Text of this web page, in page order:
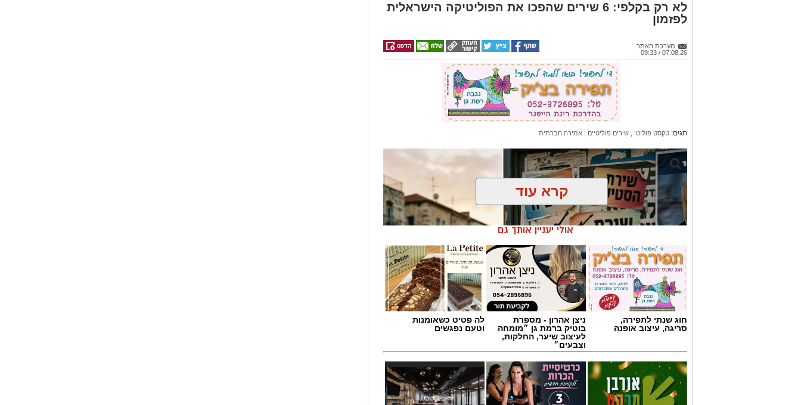
לא רק בקלפי: 6 שירים שהפכו את הפוליטיקה הישראלית
לפזמון
מערכת האתר
07.08.26 / 09:33
תגים: טקסט פוליטי שירים פוליטיים אמירה חברתית
קרא עוד
אולי יעניין אותך גם
חוג שנתי לתפירה,
סריגה, עיצוב אופנה
ניצן אהרון - מספרת
בוטיק ברמת גן ״מומחה
לעיצוב שיער, החלקות,
וצבעים״
לה פטיט כשאומנות
וטעם נפגשים